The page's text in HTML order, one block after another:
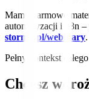
Mamy darmowe
automatyzacji i n8n
stormit.pl/webinary.
Pełny kontekst
Chcesz